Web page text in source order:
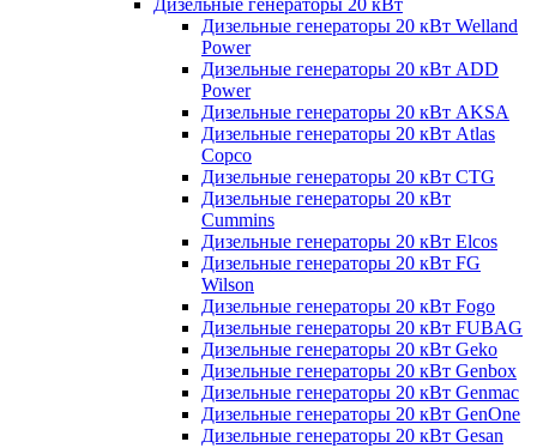
Дизельные генераторы 20 кВт
Дизельные генераторы 20 кВт Welland
Power
Дизельные генераторы 20 кВт ADD
Power
Дизельные генераторы 20 кВт AKSA
Дизельные генераторы 20 кВт Atlas
Copco
Дизельные генераторы 20 кВт CTG
Дизельные генераторы 20 кВт
Cummins
Дизельные генераторы 20 кВт Elcos
Дизельные генераторы 20 кВт FG
Wilson
Дизельные генераторы 20 кВт Fogo
Дизельные генераторы 20 кВт FUBAG
Дизельные генераторы 20 кВт Geko
Дизельные генераторы 20 кВт Genbox
Дизельные генераторы 20 кВт Genmac
Дизельные генераторы 20 кВт GenOne
Дизельные генераторы 20 кВт Gesan